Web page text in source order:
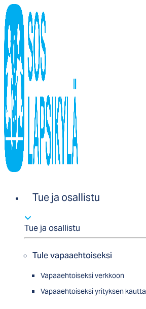
Tue ja osallistu
Tue ja osallistu
Tule vapaaehtoiseksi
Vapaaehtoiseksi verkkoon
Vapaaehtoiseksi yrityksen kautta